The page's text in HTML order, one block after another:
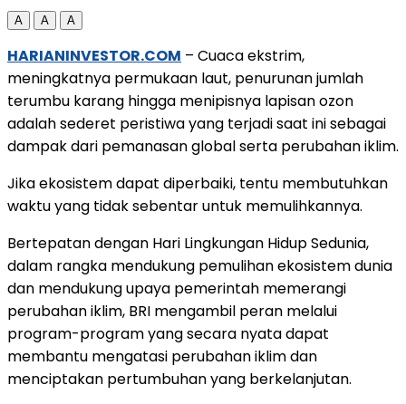
A A A
HARIANINVESTOR.COM – Cuaca ekstrim,
meningkatnya permukaan laut, penurunan jumlah
terumbu karang hingga menipisnya lapisan ozon
adalah sederet peristiwa yang terjadi saat ini sebagai
dampak dari pemanasan global serta perubahan iklim.
Jika ekosistem dapat diperbaiki, tentu membutuhkan
waktu yang tidak sebentar untuk memulihkannya.
Bertepatan dengan Hari Lingkungan Hidup Sedunia,
dalam rangka mendukung pemulihan ekosistem dunia
dan mendukung upaya pemerintah memerangi
perubahan iklim, BRI mengambil peran melalui
program-program yang secara nyata dapat
membantu mengatasi perubahan iklim dan
menciptakan pertumbuhan yang berkelanjutan.